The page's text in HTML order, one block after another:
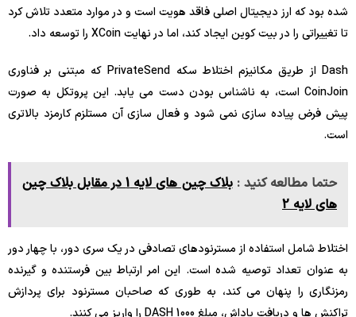
شده بود که ارز دیجیتال اصلی فاقد هویت است و در موارد متعدد تلاش کرد
تا تغییراتی را در بیت کوین ایجاد کند، اما در نهایت XCoin را توسعه داد.
Dash از طریق مکانیزم اختلاط سکه PrivateSend که مبتنی بر فناوری
CoinJoin است، به ناشناس بودن دست می یابد. این پروتکل به صورت
پیش فرض پیاده سازی نمی شود و فعال سازی آن مستلزم کارمزد بالاتری
است.
حتما مطالعه کنید :
بلاک چین های لایه 1 در مقابل بلاک چین
های لایه 2
اختلاط شامل استفاده از مسترنودهای تصادفی در یک سری دور، با چهار دور
به عنوان تعداد توصیه شده است. این امر ارتباط بین فرستنده و گیرنده
رمزنگاری را پنهان می کند، به طوری که صاحبان مسترنود برای پردازش
تراکنش ها و دریافت پاداش، مبلغ 1000 DASH را واریز می کنند.